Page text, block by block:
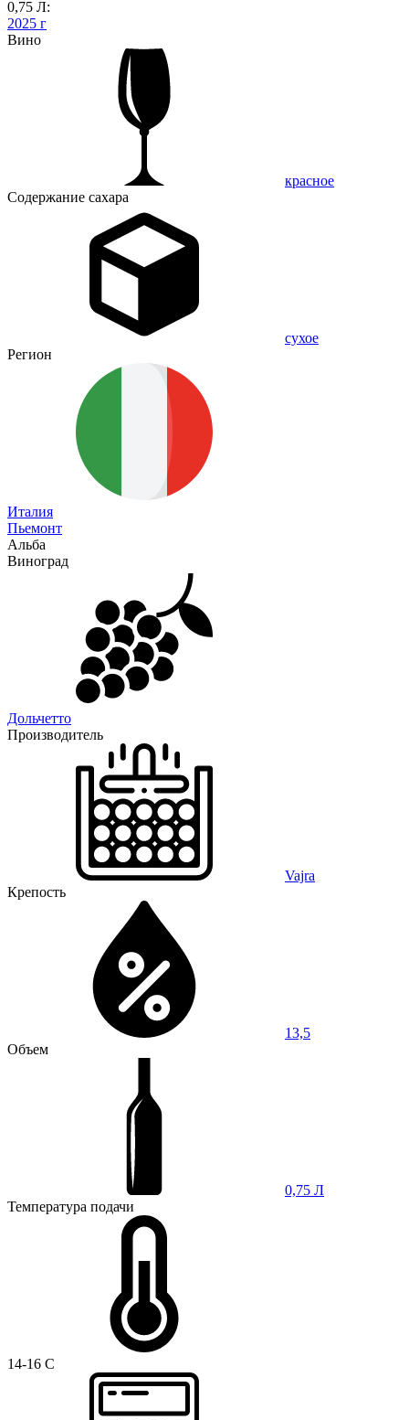
0,75 Л:
2025 г
Вино
красное
Содержание сахара
сухое
Регион
Италия
Пьемонт
Альба
Виноград
Дольчетто
Производитель
Vajra
Крепость
13,5
Объем
0,75 Л
Температура подачи
14-16 C